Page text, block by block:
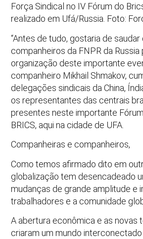
Força Sindical no IV Fórum do
realizado em Ufá/Russia. Foto:
“Antes de tudo, gostaria de
companheiros da FNPR da Russia
organização deste importante
companheiro Mikhail Shmakov,
delegações sindicais da China,
os representantes das centrais
presentes neste importante
BRICS, aqui na cidade de UFA.
Companheiras e companheiros,
Como temos afirmado dito em
globalização tem desencadeado
mudanças de grande amplitude e
trabalhadores e a comunidade
A abertura econômica e as novas
criaram um mundo interconectado